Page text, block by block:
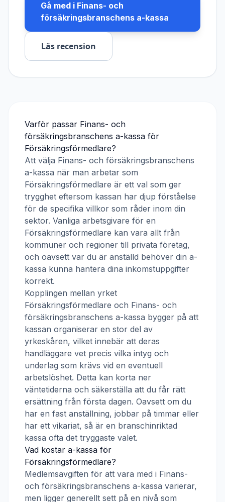
Gå med i Finans- och
försäkringsbranschens a-kassa
Läs recension
Varför passar Finans- och
försäkringsbranschens a-kassa för
Försäkringsförmedlare?
Att välja Finans- och försäkringsbranschens
a-kassa när man arbetar som
Försäkringsförmedlare är ett val som ger
trygghet eftersom kassan har djup förståelse
för de specifika villkor som råder inom din
sektor. Vanliga arbetsgivare för en
Försäkringsförmedlare kan vara allt från
kommuner och regioner till privata företag,
och oavsett var du är anställd behöver din a-
kassa kunna hantera dina inkomstuppgifter
korrekt.
Kopplingen mellan yrket
Försäkringsförmedlare och Finans- och
försäkringsbranschens a-kassa bygger på att
kassan organiserar en stor del av
yrkeskåren, vilket innebär att deras
handläggare vet precis vilka intyg och
underlag som krävs vid en eventuell
arbetslöshet. Detta kan korta ner
väntetiderna och säkerställa att du får rätt
ersättning från första dagen. Oavsett om du
har en fast anställning, jobbar på timmar eller
har ett vikariat, så är en branschinriktad
kassa ofta det tryggaste valet.
Vad kostar a-kassa för
Försäkringsförmedlare?
Medlemsavgiften för att vara med i Finans-
och försäkringsbranschens a-kassa varierar,
men ligger generellt sett på en nivå som